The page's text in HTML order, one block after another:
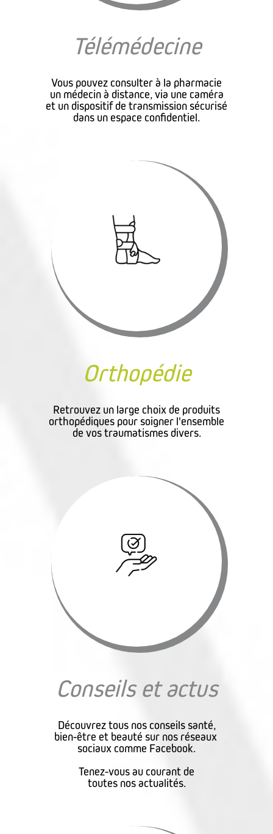
Télémédecine
Vous pouvez consulter à la pharmacie
un médecin à distance, via une caméra
et un dispositif de transmission sécurisé
dans un espace confidentiel.
Orthopédie
Retrouvez un large choix de produits
orthopédiques pour soigner l'ensemble
de vos traumatismes divers.
Conseils et actus
Découvrez tous nos conseils santé,
bien-être et beauté sur nos réseaux
sociaux comme Facebook.
Tenez-vous au courant de
toutes nos actualités.